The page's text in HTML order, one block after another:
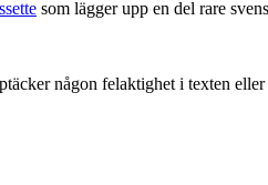
som lägger upp en del rare
någon felaktighet i texten